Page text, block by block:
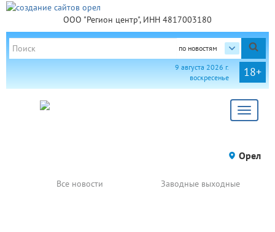
ООО "Регион центр", ИНН 4817003180
по новостям
18+
9 августа 2026 г.
воскресенье
Toggle
Орел
Все новости Заводные выходные